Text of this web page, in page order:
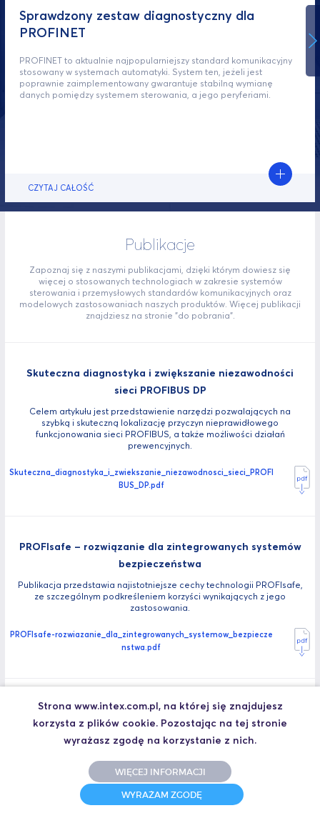
Sprawdzony zestaw diagnostyczny dla
PROFINET
PROFINET to aktualnie najpopularniejszy standard komunikacyjny
stosowany w systemach automatyki. System ten, jeżeli jest
poprawnie zaimplementowany gwarantuje stabilną wymianę
danych pomiędzy systemem sterowania, a jego peryferiami.
CZYTAJ CAŁOŚĆ
Publikacje
Zapoznaj się z naszymi publikacjami, dzięki którym dowiesz się
więcej o stosowanych technologiach w zakresie systemów
sterowania i przemysłowych standardów komunikacyjnych oraz
modelowych zastosowaniach naszych produktów. Więcej publikacji
znajdziesz na stronie "do pobrania".
Skuteczna diagnostyka i zwiększanie niezawodności
sieci PROFIBUS DP
Celem artykułu jest przedstawienie narzędzi pozwalających na
szybką i skuteczną lokalizację przyczyn nieprawidłowego
funkcjonowania sieci PROFIBUS, a także możliwości działań
prewencyjnych.
Skuteczna_diagnostyka_i_zwiekszanie_niezawodnosci_sieci_PROFI
BUS_DP.pdf
PROFIsafe – rozwiązanie dla zintegrowanych systemów
bezpieczeństwa
Publikacja przedstawia najistotniejsze cechy technologii PROFIsafe,
ze szczególnym podkreśleniem korzyści wynikających z jego
zastosowania.
PROFIsafe-rozwiazanie_dla_zintegrowanych_systemow_bezpiecze
nstwa.pdf
PROFINET IO – Stabilne rozwiązanie dla automatyzacji
fabryk i procesów
Najważniejsze cechy systemu PROFINET IO, ze szczególnym
uwzględnieniem zawartych w najnowszej specyfikacji 2.3 z
października 2010.
PROFINET_IO-stabilne_rozwiazanie_dla_automatyzacji_fabryk_i_pr
Strona www.intex.com.pl, na której się znajdujesz
korzysta z plików cookie. Pozostając na tej stronie
wyrażasz zgodę na korzystanie z nich.
WIĘCEJ INFORMACJI
WYRAŻAM ZGODĘ